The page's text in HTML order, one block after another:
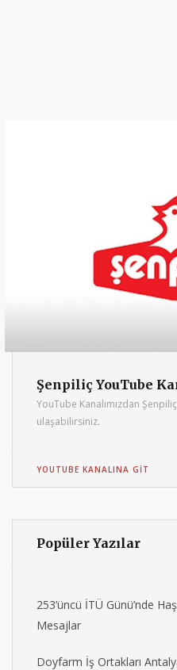
Şenpiliç YouTube
YouTube Kanalımızdan
ulaşabilirsiniz.
YOUTUBE KANALINA GIT
Popüler Yazılar
253’üncü İTÜ Günü’nde
Mesajlar
Doyfarm İş Ortakları